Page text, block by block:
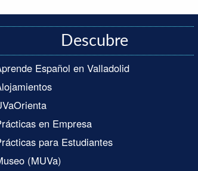
Descubre
Español en Valladolid
en Empresa
para Estudiantes
(MUVa)